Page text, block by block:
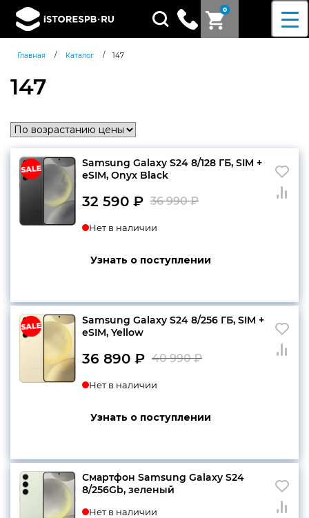
0
Поиск
товаров
Главная / Каталог / 147
147
Samsung Galaxy S24 8/128 ГБ, SIM +
eSIM, Onyx Black
36 990₽
32 590 ₽
Нет в наличии
Узнать о поступлении
Samsung Galaxy S24 8/256 ГБ, SIM +
eSIM, Yellow
40 990₽
36 890 ₽
Нет в наличии
Узнать о поступлении
Смартфон Samsung Galaxy S24
8/256Gb, зеленый
Нет в наличии
Согласен cполитикой
+7 812 318-40-14